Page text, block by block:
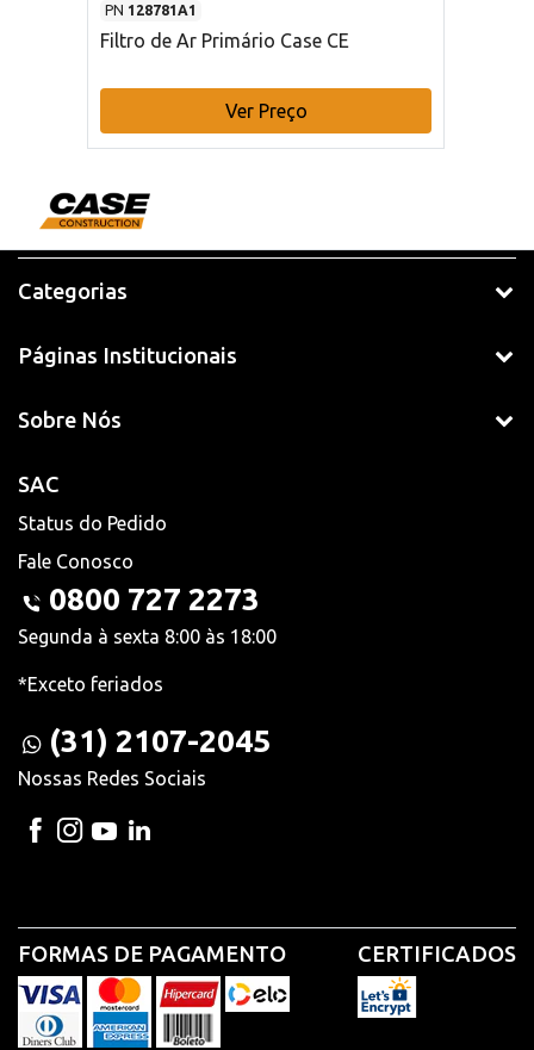
PN 128781A1
Filtro de Ar Primário Case CE
Ver Preço
Categorias
Páginas Institucionais
Sobre Nós
SAC
Status do Pedido
Fale Conosco
0800 727 2273
Segunda à sexta 8:00 às 18:00
*Exceto feriados
(31) 2107-2045
Nossas Redes Sociais
FORMAS DE PAGAMENTO CERTIFICADOS